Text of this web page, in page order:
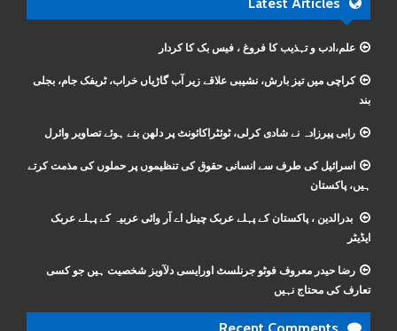
علم،ادب و تہذیب کا فروغ ، فیس بک کا کردار
کراچی میں تیز بارش، نشیبی علاقے زیر آب گاڑیاں خراب، ٹریفک جام، بجلی
بند
رابی پیرزادہ نے شادی کرلی، ٹوئٹراکائونٹ پر دلھن بنے ہوئے تصاویر وائرل
اسرائیل کی طرف سے انسانی حقوق کی تنظیموں پر حملوں کی مذمت کرتے
ہیں، پاکستان
بدرالدین ، پاکستان کے پہلے عربک چینل اے آر وائی عربیہ کے پہلے عربک
ایڈیٹر
رضا حیدر معروف فوٹو جرنلسٹ اورایسی دلآویز شخصیت ہیں جو کسی
تعارف کی محتاج نہیں